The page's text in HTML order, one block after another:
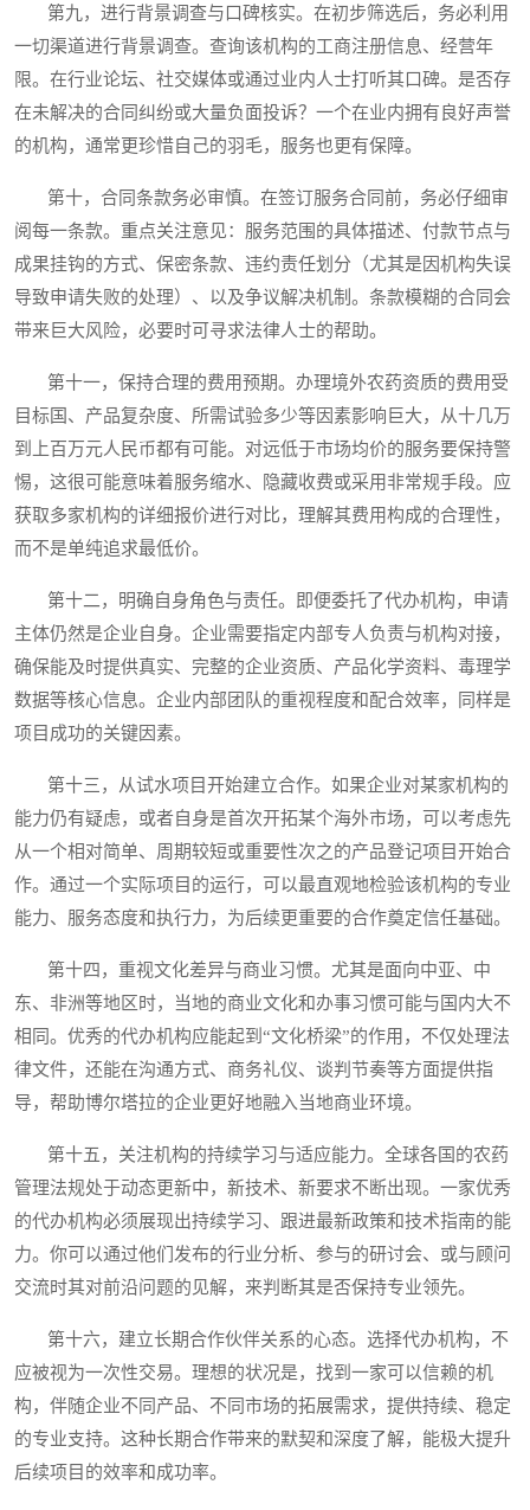
第九，进行背景调查与口碑核实。在初步筛选后，务必利用
一切渠道进行背景调查。查询该机构的工商注册信息、经营年
限。在行业论坛、社交媒体或通过业内人士打听其口碑。是否存
在未解决的合同纠纷或大量负面投诉？一个在业内拥有良好声誉
的机构，通常更珍惜自己的羽毛，服务也更有保障。
第十，合同条款务必审慎。在签订服务合同前，务必仔细审
阅每一条款。重点关注意见：服务范围的具体描述、付款节点与
成果挂钩的方式、保密条款、违约责任划分（尤其是因机构失误
导致申请失败的处理）、以及争议解决机制。条款模糊的合同会
带来巨大风险，必要时可寻求法律人士的帮助。
第十一，保持合理的费用预期。办理境外农药资质的费用受
目标国、产品复杂度、所需试验多少等因素影响巨大，从十几万
到上百万元人民币都有可能。对远低于市场均价的服务要保持警
惕，这很可能意味着服务缩水、隐藏收费或采用非常规手段。应
获取多家机构的详细报价进行对比，理解其费用构成的合理性，
而不是单纯追求最低价。
第十二，明确自身角色与责任。即便委托了代办机构，申请
主体仍然是企业自身。企业需要指定内部专人负责与机构对接，
确保能及时提供真实、完整的企业资质、产品化学资料、毒理学
数据等核心信息。企业内部团队的重视程度和配合效率，同样是
项目成功的关键因素。
第十三，从试水项目开始建立合作。如果企业对某家机构的
能力仍有疑虑，或者自身是首次开拓某个海外市场，可以考虑先
从一个相对简单、周期较短或重要性次之的产品登记项目开始合
作。通过一个实际项目的运行，可以最直观地检验该机构的专业
能力、服务态度和执行力，为后续更重要的合作奠定信任基础。
第十四，重视文化差异与商业习惯。尤其是面向中亚、中
东、非洲等地区时，当地的商业文化和办事习惯可能与国内大不
相同。优秀的代办机构应能起到“文化桥梁”的作用，不仅处理法
律文件，还能在沟通方式、商务礼仪、谈判节奏等方面提供指
导，帮助博尔塔拉的企业更好地融入当地商业环境。
第十五，关注机构的持续学习与适应能力。全球各国的农药
管理法规处于动态更新中，新技术、新要求不断出现。一家优秀
的代办机构必须展现出持续学习、跟进最新政策和技术指南的能
力。你可以通过他们发布的行业分析、参与的研讨会、或与顾问
交流时其对前沿问题的见解，来判断其是否保持专业领先。
第十六，建立长期合作伙伴关系的心态。选择代办机构，不
应被视为一次性交易。理想的状况是，找到一家可以信赖的机
构，伴随企业不同产品、不同市场的拓展需求，提供持续、稳定
的专业支持。这种长期合作带来的默契和深度了解，能极大提升
后续项目的效率和成功率。